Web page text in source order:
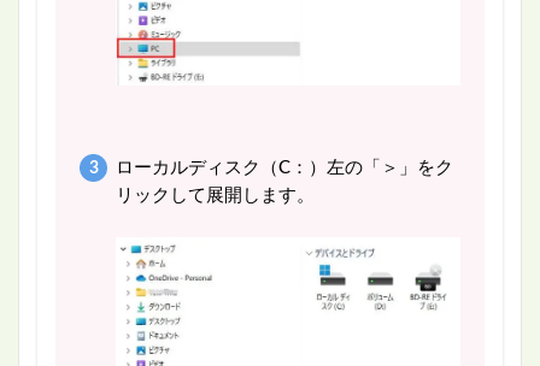
ローカルディスク（C：）左の「＞」をク
リックして展開します。